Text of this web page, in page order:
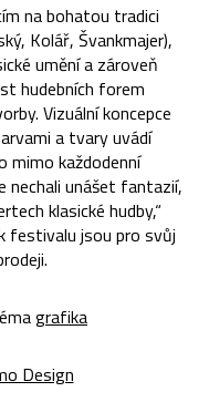
na bohatou tradici
Kolář, Švankmajer),
umění a zároveň
hudebních forem
Vizuální koncepce
a tvary uvádí
mimo každodenní
nechali unášet fantazií,
klasické hudby,“
festivalu jsou pro svůj
grafika
Design